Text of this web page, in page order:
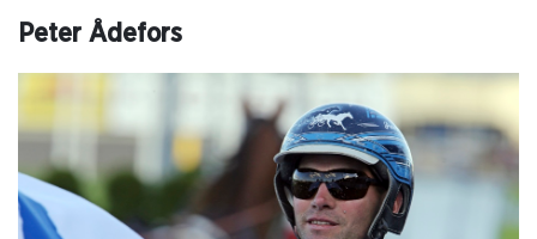
Peter Ådefors